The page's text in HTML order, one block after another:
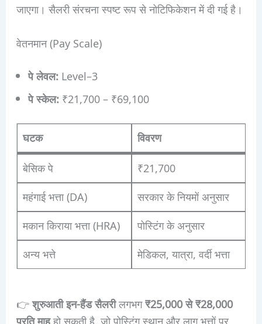
जाएगा। सैलरी संरचना स्पष्ट रूप से नोटिफिकेशन में दी गई है।
वेतनमान (Pay Scale)
पे लेवल:Level–3
पे स्केल:₹21,700 – ₹69,100
घटक विवरण
बेसिक पे ₹21,700
महंगाई भत्ता (DA) सरकार के नियमों अनुसार
मकान किराया भत्ता (HRA) पोस्टिंग के अनुसार
अन्य भत्ते मेडिकल, यात्रा, वर्दी भत्ता
👉शुरुआती इन-हैंड सैलरीलगभग₹25,000 से ₹28,000
प्रति माहहो सकती है, जो पोस्टिंग स्थान और लागू भत्तों पर